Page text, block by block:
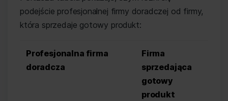
podejście profesjonalnej firmy doradczej od firmy,
która sprzedaje gotowy produkt:
Profesjonalna firma
doradcza
Firma
sprzedająca
gotowy
produkt